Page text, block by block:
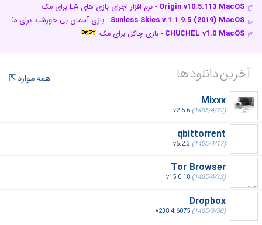
Origin v10.5.113 MacOS - نرم افزار اجرای بازی های EA برای مک
Sunless Skies v.1.1.9.5 (2019) MacOS - بازی آسمان بی‌ خورشید برای مک
CHUCHEL v1.0 MacOS - بازی چاکل برای مک
آخرین دانلود ها
همه موارد
Mixxx
v2.5.6 (1405/4/22)
qbittorrent
v5.2.3 (1405/4/17)
Tor Browser
v15.0.18 (1405/4/13)
Dropbox
v238.4.6075 (1405/3/30)